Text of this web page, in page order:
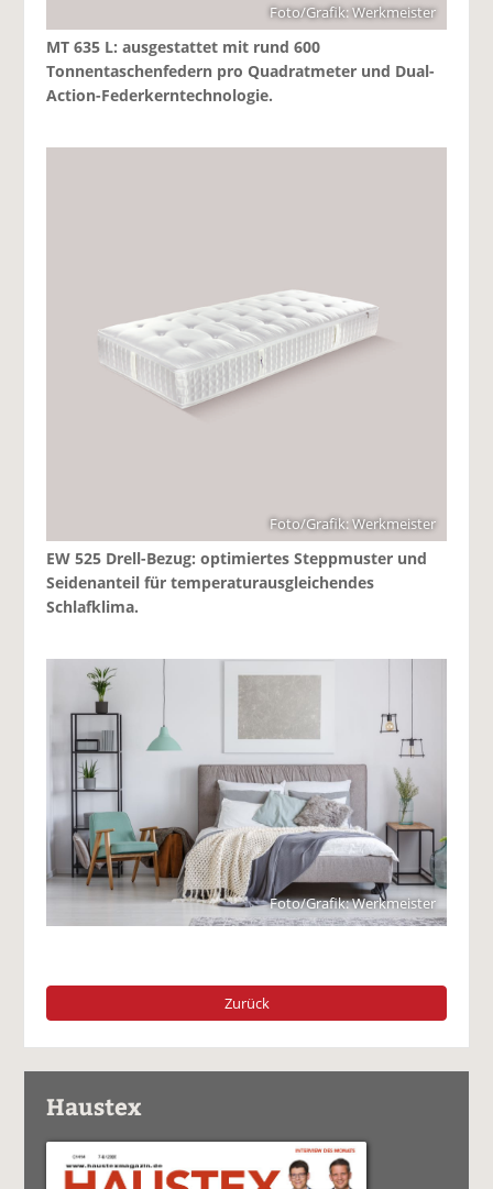
Foto/Grafik: Werkmeister
MT 635 L: ausgestattet mit rund 600
Tonnentaschenfedern pro Quadratmeter und Dual-
Action-Federkerntechnologie.
Foto/Grafik: Werkmeister
EW 525 Drell-Bezug: optimiertes Steppmuster und
Seidenanteil für temperaturausgleichendes
Schlafklima.
Foto/Grafik: Werkmeister
Zurück
Haustex